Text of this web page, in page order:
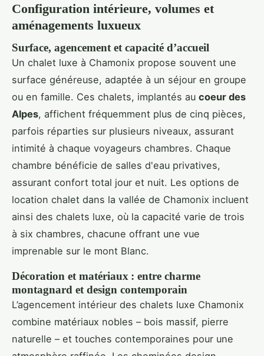
Configuration intérieure, volumes et
aménagements luxueux
Surface, agencement et capacité d’accueil
Un chalet luxe à Chamonix propose souvent une
surface généreuse, adaptée à un séjour en groupe
ou en famille. Ces chalets, implantés au coeur des
Alpes, affichent fréquemment plus de cinq pièces,
parfois réparties sur plusieurs niveaux, assurant
intimité à chaque voyageurs chambres. Chaque
chambre bénéficie de salles d'eau privatives,
assurant confort total jour et nuit. Les options de
location chalet dans la vallée de Chamonix incluent
ainsi des chalets luxe, où la capacité varie de trois
à six chambres, chacune offrant une vue
imprenable sur le mont Blanc.
Décoration et matériaux : entre charme
montagnard et design contemporain
L’agencement intérieur des chalets luxe Chamonix
combine matériaux nobles – bois massif, pierre
naturelle – et touches contemporaines pour une